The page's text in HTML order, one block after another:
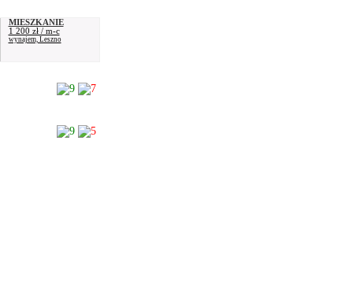
MIESZKANIE
1 200 zł / m-c
wynajem, Leszno
9 7
9 5